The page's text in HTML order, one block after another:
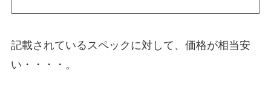
記載されているスペックに対して、価格が相当安
い・・・・。